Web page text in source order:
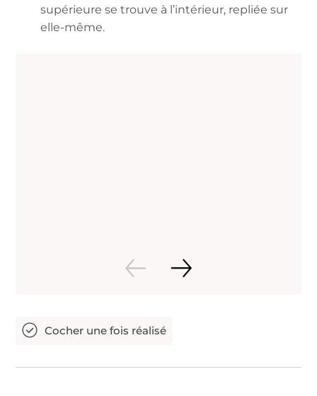
supérieure se trouve à l’intérieur, repliée sur
elle-même.